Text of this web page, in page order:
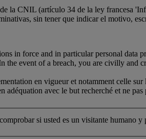
la CNIL (artículo 34 de la ley francesa
sin tener que indicar el motivo,
in force and in particular personal data
the event of a breach, you are civilly and
en vigueur et notamment celle
adéquation avec le but recherché et ne
si usted es un visitante humano